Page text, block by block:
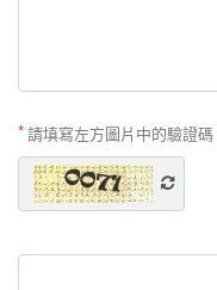
* 請填寫左方圖片中的驗證碼